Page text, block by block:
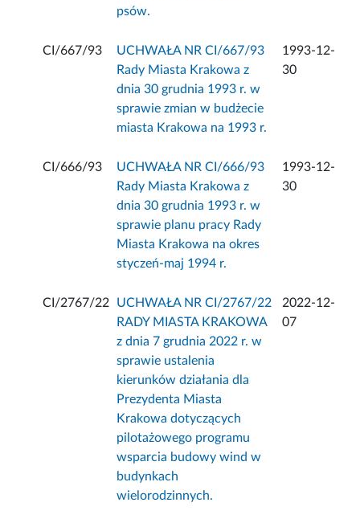
psów.
CI/667/93
UCHWAŁA NR CI/667/93
Rady Miasta Krakowa z
dnia 30 grudnia 1993 r. w
sprawie zmian w budżecie
miasta Krakowa na 1993 r.
1993-12-
30
CI/666/93
UCHWAŁA NR CI/666/93
Rady Miasta Krakowa z
dnia 30 grudnia 1993 r. w
sprawie planu pracy Rady
Miasta Krakowa na okres
styczeń-maj 1994 r.
1993-12-
30
CI/2767/22
UCHWAŁA NR CI/2767/22
RADY MIASTA KRAKOWA
z dnia 7 grudnia 2022 r. w
sprawie ustalenia
kierunków działania dla
Prezydenta Miasta
Krakowa dotyczących
pilotażowego programu
wsparcia budowy wind w
budynkach
wielorodzinnych.
2022-12-
07